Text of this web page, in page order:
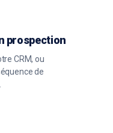
prospection
CRM, ou
de